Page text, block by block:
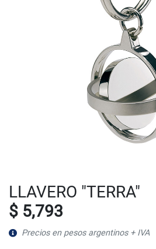
LLAVERO "TERRA"
$ 5,793
Precios en pesos argentinos + IVA